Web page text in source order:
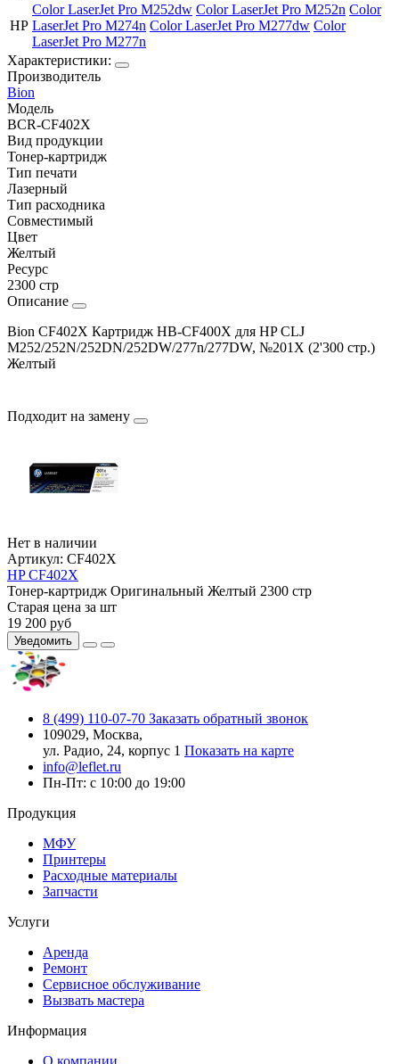
HP
Color LaserJet Pro M252dw Color LaserJet Pro M252n Color
LaserJet Pro M274n Color LaserJet Pro M277dw Color
LaserJet Pro M277n
Характеристики:
Производитель
Bion
Модель
BCR-CF402X
Вид продукции
Тонер-картридж
Тип печати
Лазерный
Тип расходника
Совместимый
Цвет
Желтый
Ресурс
2300 стр
Описание
Bion CF402X Картридж HB-CF400X для HP CLJ
M252/252N/252DN/252DW/277n/277DW, №201X (2'300 стр.)
Желтый
Подходит на замену
Нет в наличии
Артикул: CF402X
HP CF402X
Тонер-картридж Оригинальный Желтый 2300 стр
Старая цена за шт
19 200 руб
Уведомить
8 (499) 110-07-70 Заказать обратный звонок
109029, Москва,
ул. Радио, 24, корпус 1 Показать на карте
info@leflet.ru
Пн-Пт: с 10:00 до 19:00
Продукция
МФУ
Принтеры
Расходные материалы
Запчасти
Услуги
Аренда
Ремонт
Сервисное обслуживание
Вызвать мастера
Информация
О компании